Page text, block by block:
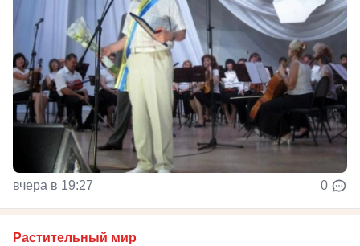
вчера в 19:27 0
Растительный мир